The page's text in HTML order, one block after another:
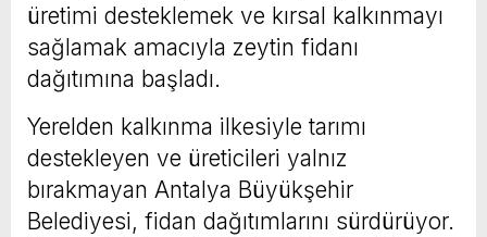
üretimi desteklemek ve kırsal kalkınmayı
sağlamak amacıyla zeytin fidanı
dağıtımına başladı.
Yerelden kalkınma ilkesiyle tarımı
destekleyen ve üreticileri yalnız
bırakmayan Antalya Büyükşehir
Belediyesi, fidan dağıtımlarını sürdürüyor.